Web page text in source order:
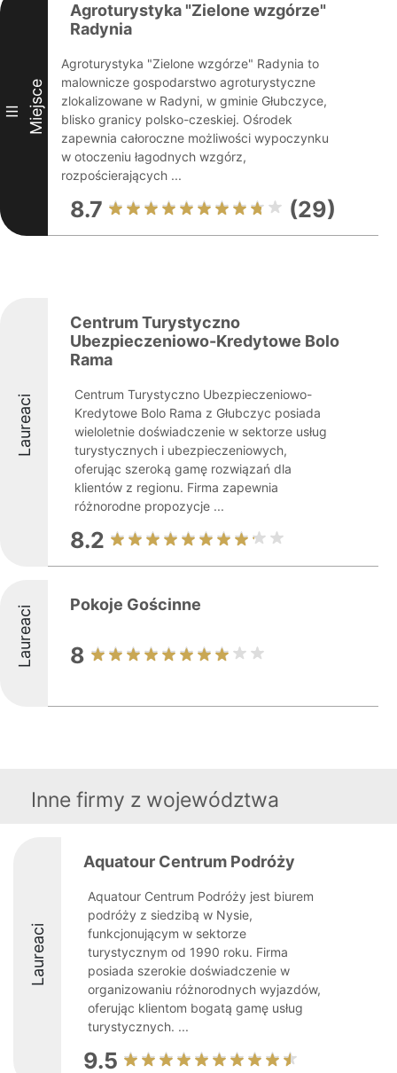
III Miejsce
Agroturystyka "Zielone wzgórze"
Radynia
Agroturystyka "Zielone wzgórze" Radynia to
malownicze gospodarstwo agroturystyczne
zlokalizowane w Radyni, w gminie Głubczyce,
blisko granicy polsko-czeskiej. Ośrodek
zapewnia całoroczne możliwości wypoczynku
w otoczeniu łagodnych wzgórz,
rozpościerających ...
8.7 (29)
Laureaci
Centrum Turystyczno
Ubezpieczeniowo-Kredytowe Bolo
Rama
Centrum Turystyczno Ubezpieczeniowo-
Kredytowe Bolo Rama z Głubczyc posiada
wieloletnie doświadczenie w sektorze usług
turystycznych i ubezpieczeniowych,
oferując szeroką gamę rozwiązań dla
klientów z regionu. Firma zapewnia
różnorodne propozycje ...
8.2
Laureaci Pokoje Gościnne
8
Inne firmy z województwa
Laureaci
Aquatour Centrum Podróży
Aquatour Centrum Podróży jest biurem
podróży z siedzibą w Nysie,
funkcjonującym w sektorze
turystycznym od 1990 roku. Firma
posiada szerokie doświadczenie w
organizowaniu różnorodnych wyjazdów,
oferując klientom bogatą gamę usług
turystycznych. ...
9.5